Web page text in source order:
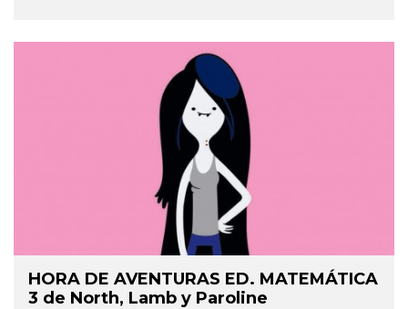
HORA DE AVENTURAS ED. MATEMÁTICA
3 de North, Lamb y Paroline